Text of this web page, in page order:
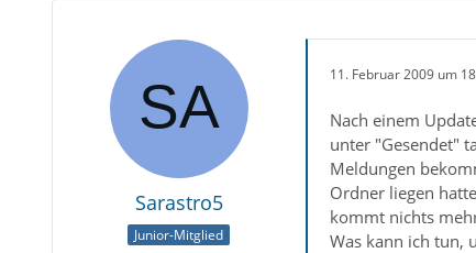
Sarastro5
Junior-Mitglied
11. Februar 2009 um
Nach einem
unter "Gesendet"
Meldungen
Ordner liegen
kommt nichts
Was kann ich tun,